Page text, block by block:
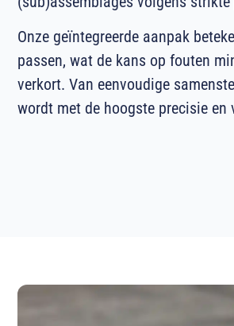
Onze geïntegreerde aanpak
passen, wat de kans op fouten
verkort. Van eenvoudige
wordt met de hoogste precisie